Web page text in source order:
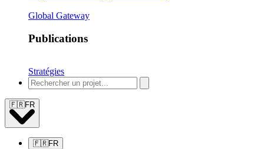
Global Gateway
Publications
Stratégies
🇫🇷FR
🇫🇷FR